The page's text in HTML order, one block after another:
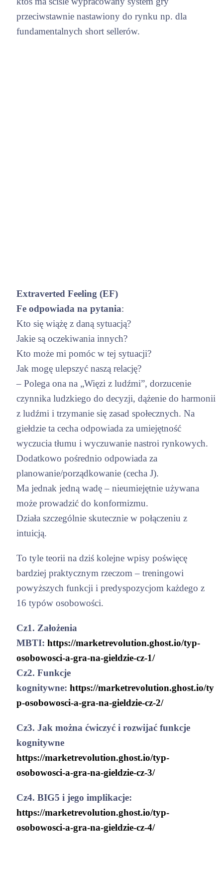
przeciwstawnie nastawiony do rynku np. dla
fundamentalnych short sellerów.
Extraverted Feeling (EF)
Fe odpowiada na pytania:
Kto się wiążę z daną sytuacją?
Jakie są oczekiwania innych?
Kto może mi pomóc w tej sytuacji?
Jak mogę ulepszyć naszą relację?
– Polega ona na „Więzi z ludźmi”, dorzucenie
czynnika ludzkiego do decyzji, dążenie do harmonii
z ludźmi i trzymanie się zasad społecznych. Na
giełdzie ta cecha odpowiada za umiejętność
wyczucia tłumu i wyczuwanie nastroi rynkowych.
Dodatkowo pośrednio odpowiada za
planowanie/porządkowanie (cecha J).
Ma jednak jedną wadę – nieumiejętnie używana
może prowadzić do konformizmu.
Działa szczególnie skutecznie w połączeniu z
intuicją.
To tyle teorii na dziś kolejne wpisy poświęcę
bardziej praktycznym rzeczom – treningowi
powyższych funkcji i predyspozycjom każdego z
16 typów osobowości.
Cz1. Założenia
MBTI: https://marketrevolution.ghost.io/typ-
osobowosci-a-gra-na-gieldzie-cz-1/
Cz2. Funkcje
kognitywne: https://marketrevolution.ghost.io/ty
p-osobowosci-a-gra-na-gieldzie-cz-2/
Cz3. Jak można ćwiczyć i rozwijać funkcje
kognitywne
https://marketrevolution.ghost.io/typ-
osobowosci-a-gra-na-gieldzie-cz-3/
Cz4. BIG5 i jego implikacje:
https://marketrevolution.ghost.io/typ-
osobowosci-a-gra-na-gieldzie-cz-4/